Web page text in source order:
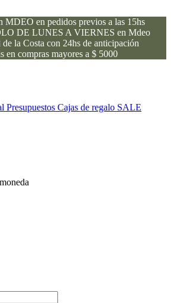
MDEO en pedidos previos a las 15hs
DE LUNES A VIERNES en Mdeo
la Costa con 24hs de anticipación
en compras mayores a $ 5000
Presupuestos Cajas de regalo SALE